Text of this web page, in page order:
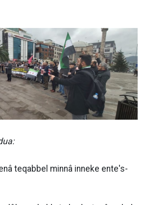
teqabbel minnâ inneke ente's-